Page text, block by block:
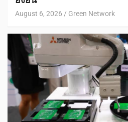
August 6, 2026 Green Network